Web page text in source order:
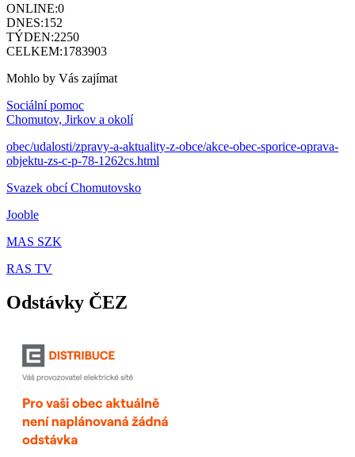
ONLINE:0
DNES:152
TÝDEN:2250
CELKEM:1783903
Mohlo by Vás zajímat
Sociální pomoc
Chomutov, Jirkov a okolí
obec/udalosti/zpravy-a-aktuality-z-obce/akce-obec-sporice-oprava-
objektu-zs-c-p-78-1262cs.html
Svazek obcí Chomutovsko
Jooble
MAS SZK
RAS TV
Odstávky ČEZ